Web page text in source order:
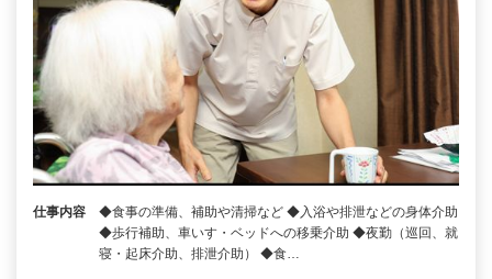
仕事内容
◆食事の準備、補助や清掃など ◆入浴や排泄などの身体介助
◆歩行補助、車いす・ベッドへの移乗介助 ◆夜勤（巡回、就
寝・起床介助、排泄介助） ◆食…